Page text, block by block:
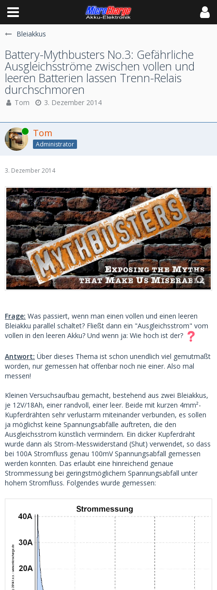
Bleiakkus
Battery-Mythbusters No.3: Gefährliche
Ausgleichsströme zwischen vollen und
leeren Batterien lassen Trenn-Relais
durchschmoren
Tom 3. Dezember 2014
Online Tom
Administrator
3. Dezember 2014
Frage: Was passiert, wenn man einen vollen und einen leeren
Bleiakku parallel schaltet? Fließt dann ein "Ausgleichsstrom" vom
vollen in den leeren Akku? Und wenn ja: Wie hoch ist der?
Antwort: Über dieses Thema ist schon unendlich viel gemutmaßt
worden, nur gemessen hat offenbar noch nie einer. Also mal
messen!
Kleinen Versuchsaufbau gemacht, bestehend aus zwei Bleiakkus,
je 12V/18Ah, einer randvoll, einer leer. Beide mit kurzen 4mm²-
Kupferdrähten sehr verlustarm miteinander verbunden, es sollen
ja möglichst keine Spannungsabfälle auftreten, die den
Ausgleichsstrom künstlich vermindern. Ein dicker Kupferdraht
wurde dann als Strom-Messwiderstand (Shut) verwendet, so dass
bei 100A Stromfluss genau 100mV Spannungsabfall gemessen
werden konnten. Das erlaubt eine hinreichend genaue
Strommessung bei geringstmöglichem Spannungsabfall unter
hohem Stromfluss. Folgendes wurde gemessen: